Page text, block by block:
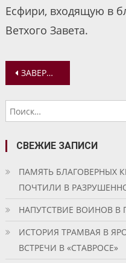
Есфири, входящую в
Ветхого Завета.
Навигация
по
записям
ЗАВЕРШИЛИСЬ КАНИКУЛЫ В ВОСКРЕСНОЙ ШКОЛЕ И В ПРОСВЕТИТЕЛЬСКОМ ЦЕНТРЕ ЯКОВЛЕВСКО-БЛАГОВЕЩЕНСКОГО ХРАМА ЯРОСЛАВЛЯ
СВЕЖИЕ ЗАПИСИ
ПАМЯТЬ БЛАГОВЕРНЫХ
ПОЧТИЛИ В
НАПУТСТВИЕ ВОИНОВ В
ИСТОРИЯ ТРАМВАЯ В
ВСТРЕЧИ В «СТАВРОСЕ»